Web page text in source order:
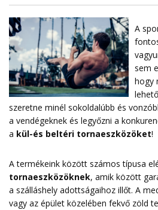
A
sem
hogy
szeretne minél sokoldalúbb és
a vendégeknek és legyőzni a
a kül-és beltéri tornaeszközöket!
A termékeink között számos típusa
tornaeszközöknek, amik között
a szálláshely adottságaihoz illőt. A
vagy az épület közelében fekvő zöld